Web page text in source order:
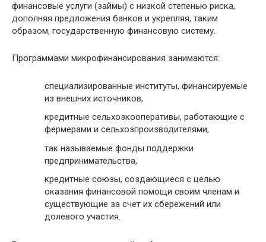
финансовые услуги (займы) с низкой степенью риска,
дополняя предложения банков и укрепляя, таким
образом, государственную финансовую систему.
Программами микрофинансирования занимаются:
специализированные институты, финансируемые
из внешних источников,
кредитные сельхозкооперативы, работающие с
фермерами и сельхозпроизводителями,
так называемые фонды поддержки
предпринимательства,
кредитные союзы, создающиеся с целью
оказания финансовой помощи своим членам и
существующие за счет их сбережений или
долевого участия.